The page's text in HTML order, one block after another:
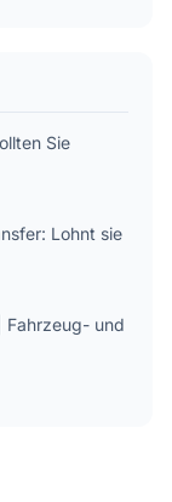
Sie
Lohnt sie
Fahrzeug- und